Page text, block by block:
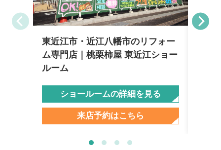
東近江市・近江八幡市のリフォー
ム専門店｜桃栗柿屋 東近江ショー
ルーム
ショールームの詳細を見る
来店予約はこちら